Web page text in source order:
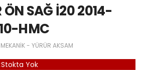
ÖN SAĞ İ20 2014-
HMC
MEKANİK - YÜRÜR AKSAM
Stokta Yok